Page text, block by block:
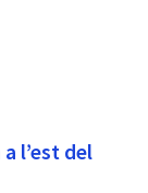
l’est del